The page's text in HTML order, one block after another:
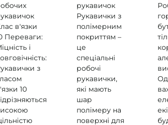
в'язки
Переваги:
і
з
10
рукавичок
Рукавички з
полімерним
покриттям –
це
спеціальні
робочі
рукавички,
які мають
шар
полімеру на
поверхні для